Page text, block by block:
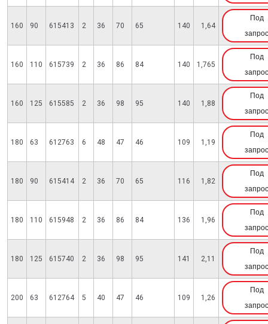
160 90 615413 2 36 70 65 140 1,64
Под
запрос
160 110 615739 2 36 86 84 140 1,765
Под
запрос
160 125 615585 2 36 98 95 140 1,88
Под
запрос
180 63 612763 6 48 47 46 109 1,19
Под
запрос
180 90 615414 2 36 70 65 116 1,82
Под
запрос
180 110 615948 2 36 86 84 136 1,96
Под
запрос
180 125 615740 2 36 98 95 141 2,11
Под
запрос
200 63 612764 5 40 47 46 109 1,26
Под
запрос